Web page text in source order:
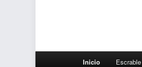
Inicio Escrable